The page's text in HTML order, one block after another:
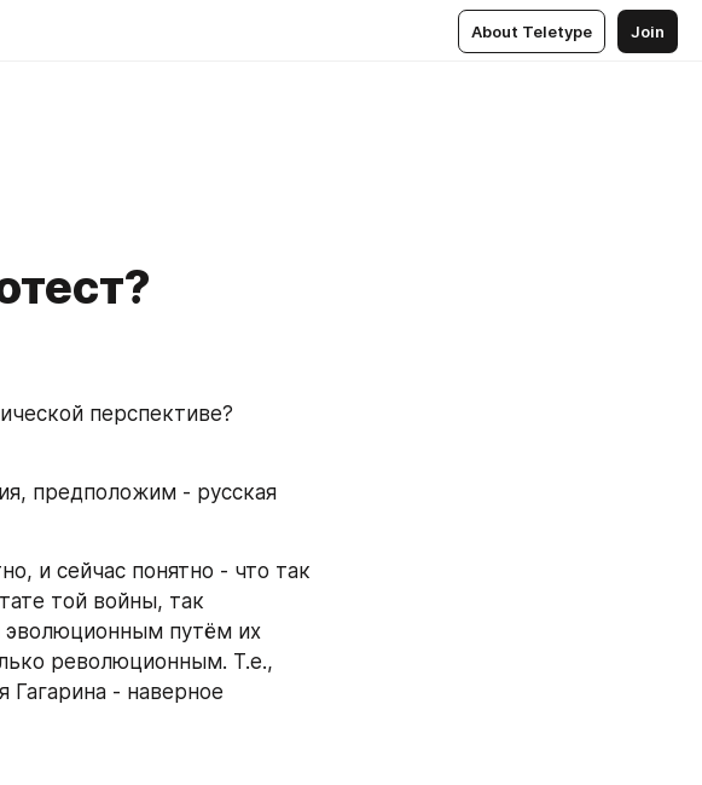
About Teletype Join
перспективе?
предположим - русская
и сейчас понятно - что так
той войны, так
путём их
революционным. Т.е.,
Гагарина - наверное